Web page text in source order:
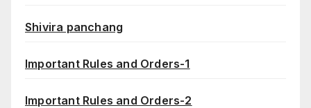
Shivira panchang
Important Rules and Orders-1
Important Rules and Orders-2